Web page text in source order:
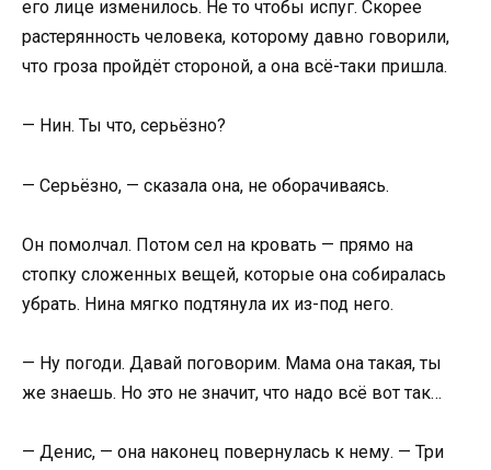
его лице изменилось. Не то чтобы испуг. Скорее
растерянность человека, которому давно говорили,
что гроза пройдёт стороной, а она всё-таки пришла.
— Нин. Ты что, серьёзно?
— Серьёзно, — сказала она, не оборачиваясь.
Он помолчал. Потом сел на кровать — прямо на
стопку сложенных вещей, которые она собиралась
убрать. Нина мягко подтянула их из-под него.
— Ну погоди. Давай поговорим. Мама она такая, ты
же знаешь. Но это не значит, что надо всё вот так…
— Денис, — она наконец повернулась к нему. — Три